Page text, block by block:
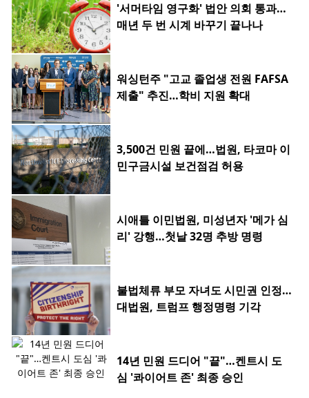
'서머타임 영구화' 법안 의회 통과…
매년 두 번 시계 바꾸기 끝나나
워싱턴주 "고교 졸업생 전원 FAFSA
제출" 추진…학비 지원 확대
3,500건 민원 끝에…법원, 타코마 이
민구금시설 보건점검 허용
시애틀 이민법원, 미성년자 '메가 심
리' 강행…첫날 32명 추방 명령
불법체류 부모 자녀도 시민권 인정…
대법원, 트럼프 행정명령 기각
14년 민원 드디어 "끝"…켄트시 도
심 '콰이어트 존' 최종 승인